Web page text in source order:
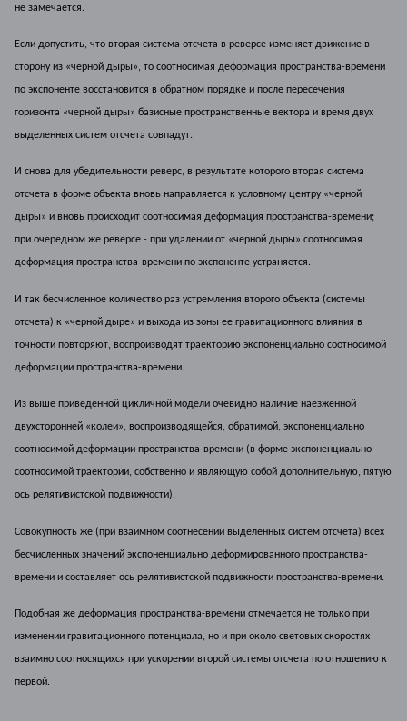
не замечается.
Если допустить, что вторая система отсчета в реверсе изменяет движение в
сторону из «черной дыры», то соотносимая деформация пространства-времени
по экспоненте восстановится в обратном порядке и после пересечения
горизонта «черной дыры» базисные пространственные вектора и время двух
выделенных систем отсчета совпадут.
И снова для убедительности реверс, в результате которого вторая система
отсчета в форме объекта вновь направляется к условному центру «черной
дыры» и вновь происходит соотносимая деформация пространства-времени;
при очередном же реверсе - при удалении от «черной дыры» соотносимая
деформация пространства-времени по экспоненте устраняется.
И так бесчисленное количество раз устремления второго объекта (системы
отсчета) к «черной дыре» и выхода из зоны ее гравитационного влияния в
точности повторяют, воспроизводят траекторию экспоненциально соотносимой
деформации пространства-времени.
Из выше приведенной цикличной модели очевидно наличие наезженной
двухсторонней «колеи», воспроизводящейся, обратимой, экспоненциально
соотносимой деформации пространства-времени (в форме экспоненциально
соотносимой траектории, собственно и являющую собой дополнительную, пятую
ось релятивистской подвижности).
Совокупность же (при взаимном соотнесении выделенных систем отсчета) всех
бесчисленных значений экспоненциально деформированного пространства-
времени и составляет ось релятивистской подвижности пространства-времени.
Подобная же деформация пространства-времени отмечается не только при
изменении гравитационного потенциала, но и при около световых скоростях
взаимно соотносящихся при ускорении второй системы отсчета по отношению к
первой.